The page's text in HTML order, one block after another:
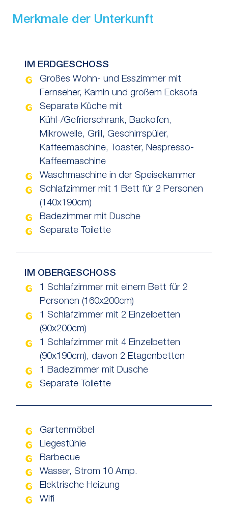
Merkmale der Unterkunft
IM ERDGESCHOSS
Großes Wohn- und Esszimmer mit
Fernseher, Kamin und großem Ecksofa
Separate Küche mit
Kühl-/Gefrierschrank, Backofen,
Mikrowelle, Grill, Geschirrspüler,
Kaffeemaschine, Toaster, Nespresso-
Kaffeemaschine
Waschmaschine in der Speisekammer
Schlafzimmer mit 1 Bett für 2 Personen
(140x190cm)
Badezimmer mit Dusche
Separate Toilette
IM OBERGESCHOSS
1 Schlafzimmer mit einem Bett für 2
Personen (160x200cm)
1 Schlafzimmer mit 2 Einzelbetten
(90x200cm)
1 Schlafzimmer mit 4 Einzelbetten
(90x190cm), davon 2 Etagenbetten
1 Badezimmer mit Dusche
Separate Toilette
Gartenmöbel
Liegestühle
Barbecue
Wasser, Strom 10 Amp.
Elektrische Heizung
Wifi